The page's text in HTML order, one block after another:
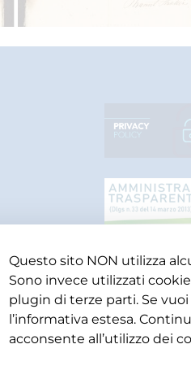
Questo sito NON utilizza
Sono invece utilizzati
plugin di terze parti. Se
l’informativa estesa.
acconsente all’utilizzo dei